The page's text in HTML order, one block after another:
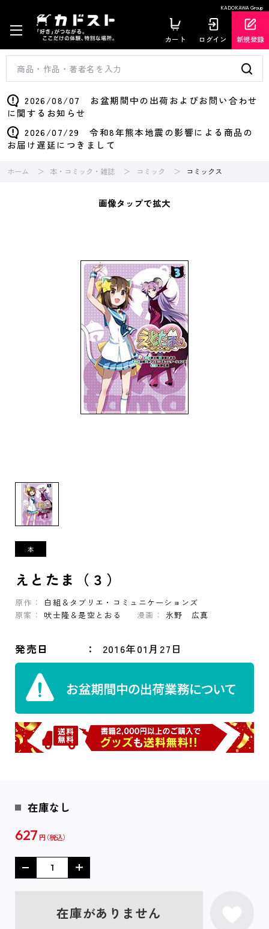
KADOKAWA Group
カート ログイン 新規登録
2026/08/07 お盆期間中の出荷およびお問い合わせ
に関するお知らせ
2026/07/29 令和8年熊本地震の影響による商品の
お届け遅延につきまして
ホーム 本・コミック・雑誌 コミック コミックス
画像タップで拡大
えとたま（３）
原作：
白組＆タブリエ・コミュニケーションズ
原案：
吠士隆＆是空とおる 漫画： 氷野 広真
発売日 2016年01月27日
在庫なし
627 円
在庫がありません